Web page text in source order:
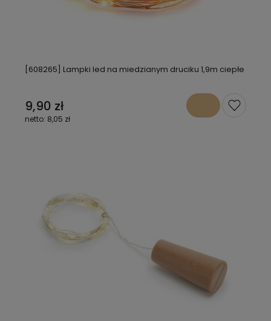
[608265] Lampki led na miedzianym druciku 1,9m ciepłe
9,90 zł
8,05 zł